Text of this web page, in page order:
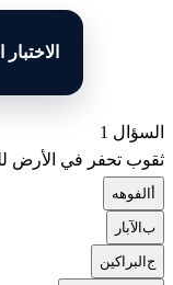
السؤال 1
ثقوب تحفر في الأرض
الفوهه
بالآبار
جالبراكين